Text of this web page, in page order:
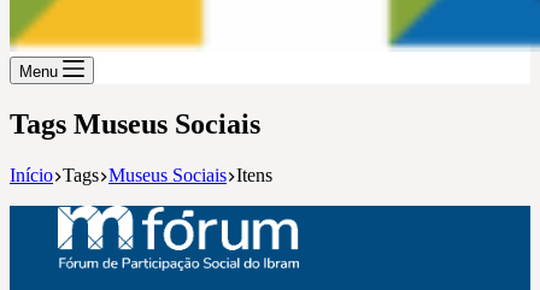
Menu
Tags Museus Sociais
Início Tags Museus Sociais Itens